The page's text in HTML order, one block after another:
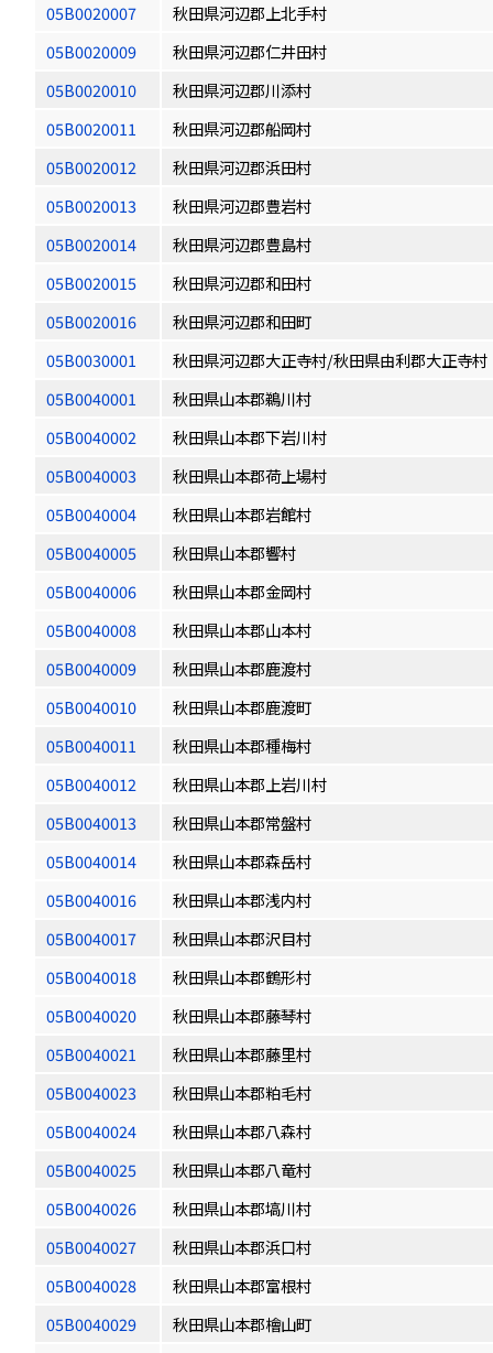
05B0020007
秋田県河辺郡上北手村
05B0020009
秋田県河辺郡仁井田村
05B0020010
秋田県河辺郡川添村
05B0020011
秋田県河辺郡船岡村
05B0020012
秋田県河辺郡浜田村
05B0020013
秋田県河辺郡豊岩村
05B0020014
秋田県河辺郡豊島村
05B0020015
秋田県河辺郡和田村
05B0020016
秋田県河辺郡和田町
05B0030001
秋田県河辺郡大正寺村/秋田県由利郡大正寺村
05B0040001
秋田県山本郡鵜川村
05B0040002
秋田県山本郡下岩川村
05B0040003
秋田県山本郡荷上場村
05B0040004
秋田県山本郡岩館村
05B0040005
秋田県山本郡響村
05B0040006
秋田県山本郡金岡村
05B0040008
秋田県山本郡山本村
05B0040009
秋田県山本郡鹿渡村
05B0040010
秋田県山本郡鹿渡町
05B0040011
秋田県山本郡種梅村
05B0040012
秋田県山本郡上岩川村
05B0040013
秋田県山本郡常盤村
05B0040014
秋田県山本郡森岳村
05B0040016
秋田県山本郡浅内村
05B0040017
秋田県山本郡沢目村
05B0040018
秋田県山本郡鶴形村
05B0040020
秋田県山本郡藤琴村
05B0040021
秋田県山本郡藤里村
05B0040023
秋田県山本郡粕毛村
05B0040024
秋田県山本郡八森村
05B0040025
秋田県山本郡八竜村
05B0040026
秋田県山本郡塙川村
05B0040027
秋田県山本郡浜口村
05B0040028
秋田県山本郡富根村
05B0040029
秋田県山本郡檜山町